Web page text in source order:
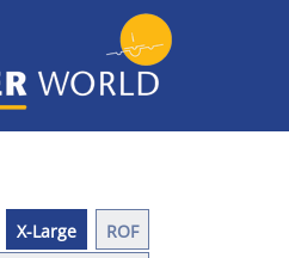
X-Large
ROF